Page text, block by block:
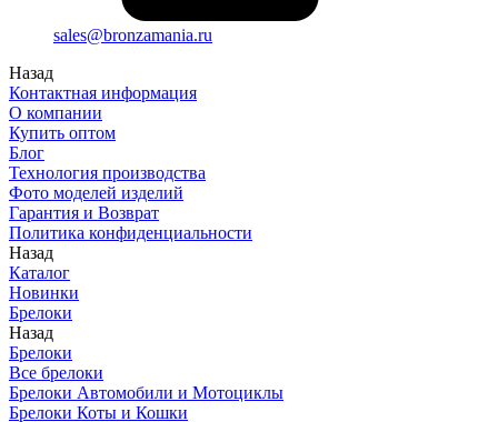
sales@bronzamania.ru
Назад
Контактная информация
О компании
Купить оптом
Блог
Технология производства
Фото моделей изделий
Гарантия и Возврат
Политика конфиденциальности
Назад
Каталог
Новинки
Брелоки
Назад
Брелоки
Все брелоки
Брелоки Автомобили и Мотоциклы
Брелоки Коты и Кошки